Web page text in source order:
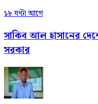
১৮ ঘণ্টা আগে
সাকিব আল হাসানের
সরকার